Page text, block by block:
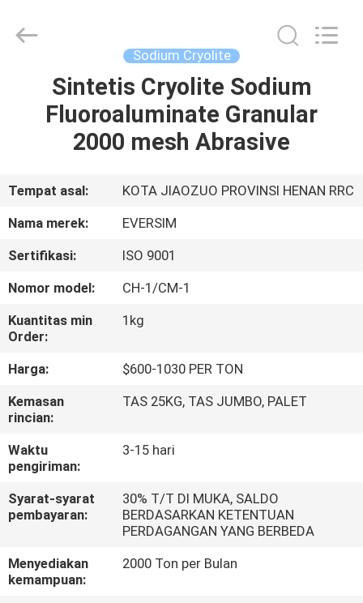
RUMAH
PRODUK
VIDEO
KAMI
TUR
PABRIK
KONTROL
KUALITAS
HUBUNGI
KAMI
BERITA
Imp.&Exp.Co.,Ltd.
Sodium Cryolite
Sintetis Cryolite Sodium
Fluoroaluminate Granular
2000 mesh Abrasive
Tempat asal:
KOTA JIAOZUO PROVINSI HENAN RRC
Nama merek:
EVERSIM
Sertifikasi:
ISO 9001
Nomor model:
CH-1/CM-1
Kuantitas min
Order:
1kg
Harga:
$600-1030 PER TON
Kemasan
rincian:
TAS 25KG, TAS JUMBO, PALET
Waktu
pengiriman:
3-15 hari
Syarat-syarat
pembayaran:
30% T/T DI MUKA, SALDO
BERDASARKAN KETENTUAN
PERDAGANGAN YANG BERBEDA
Menyediakan
kemampuan:
2000 Ton per Bulan